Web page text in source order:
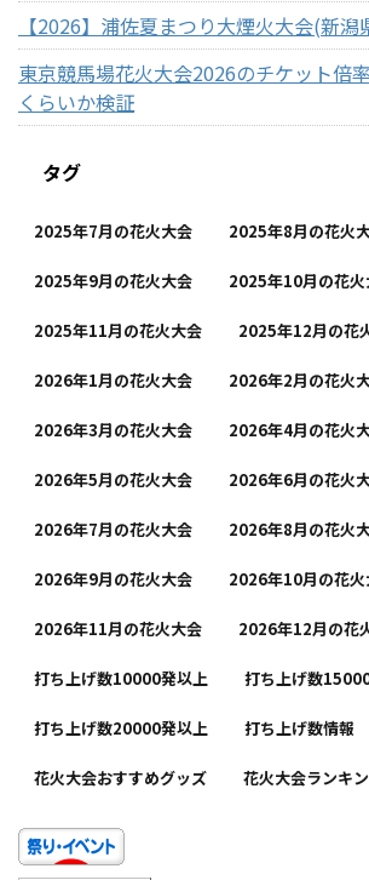
【2026】浦佐夏まつり大煙火大会(新潟
東京競馬場花火大会2026のチケット倍
くらいか検証
タグ
2025年7月の花火大会 2025年8月の花火
2025年9月の花火大会 2025年10月の花火
2025年11月の花火大会 2025年12月の花
2026年1月の花火大会 2026年2月の花火
2026年3月の花火大会 2026年4月の花火
2026年5月の花火大会 2026年6月の花火
2026年7月の花火大会 2026年8月の花火
2026年9月の花火大会 2026年10月の花火
2026年11月の花火大会 2026年12月の花
打ち上げ数10000発以上 打ち上げ数
打ち上げ数20000発以上 打ち上げ数情報
花火大会おすすめグッズ 花火大会ランキ